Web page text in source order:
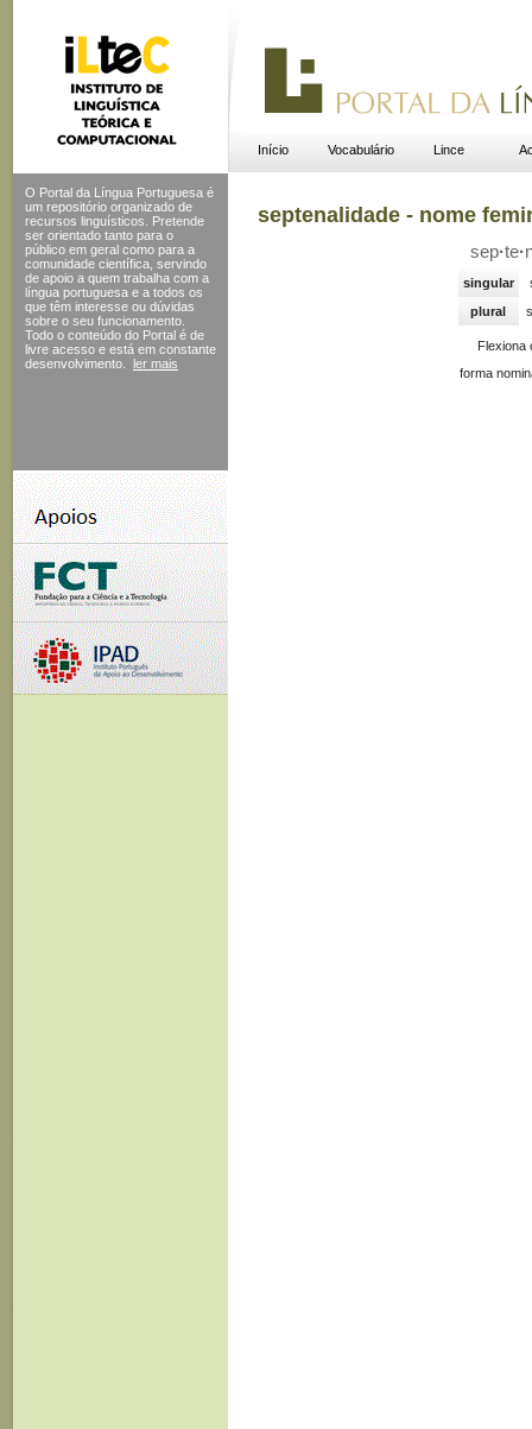
Início Vocabulário Lince
O Portal da Língua Portuguesa é
um repositório organizado de
recursos linguísticos. Pretende
ser orientado tanto para o
público em geral como para a
comunidade científica, servindo
de apoio a quem trabalha com a
língua portuguesa e a todos os
que têm interesse ou dúvidas
sobre o seu funcionamento.
Todo o conteúdo do Portal é de
livre acesso e está em constante
desenvolvimento.
ler mais
septenalidade - nome
sep·te·
singular
plural
Flexiona
forma